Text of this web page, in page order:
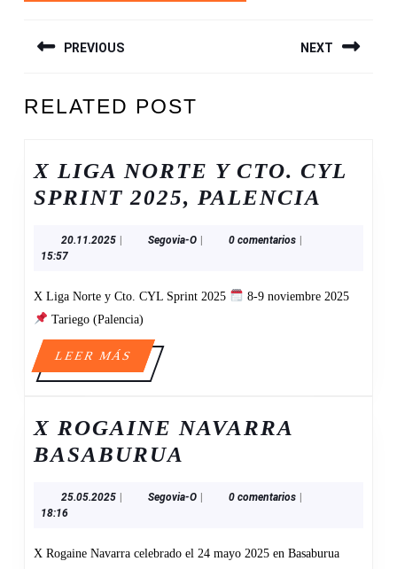
DE
PREVIOUS
anterior:
NEXT
RELATED POST
X LIGA NORTE Y CTO. CYL
SPRINT 2025, PALENCIA
CTO.
20.11.202520.11.2025
| Segovia-OSegovia-
| 0 comentarios |
15:57
X Liga Norte y Cto. CYL Sprint 2025
8-9 noviembre 2025
Tariego (Palencia)
LEER MÁSLEER
MÁS
X ROGAINE NAVARRA
BASABURUA
NAVARRA
25.05.202525.05.2025
| Segovia-OSegovia-
| 0 comentarios |
18:16
X Rogaine Navarra celebrado el 24 mayo 2025 en Basaburua